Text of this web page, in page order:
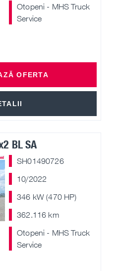
Otopeni - MHS Truck
Service
OFERTA
BL SA
SH01490726
10/2022
346 kW (470 HP)
362.116 km
Otopeni - MHS Truck
Service